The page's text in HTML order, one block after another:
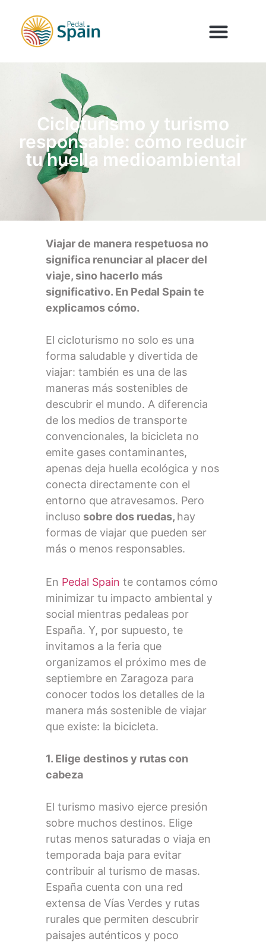
Cicloturismo y turismo
responsable: cómo reducir
tu huella medioambiental
Viajar de manera respetuosa no
significa renunciar al placer del
viaje, sino hacerlo más
significativo. En Pedal Spain te
explicamos cómo.
El cicloturismo no solo es una
forma saludable y divertida de
viajar: también es una de las
maneras más sostenibles de
descubrir el mundo. A diferencia
de los medios de transporte
convencionales, la bicicleta no
emite gases contaminantes,
apenas deja huella ecológica y nos
conecta directamente con el
entorno que atravesamos. Pero
incluso sobre dos ruedas, hay
formas de viajar que pueden ser
más o menos responsables.
En Pedal Spain te contamos cómo
minimizar tu impacto ambiental y
social mientras pedaleas por
España. Y, por supuesto, te
invitamos a la feria que
organizamos el próximo mes de
septiembre en Zaragoza para
conocer todos los detalles de la
manera más sostenible de viajar
que existe: la bicicleta.
1. Elige destinos y rutas con
cabeza
El turismo masivo ejerce presión
sobre muchos destinos. Elige
rutas menos saturadas o viaja en
temporada baja para evitar
contribuir al turismo de masas.
España cuenta con una red
extensa de Vías Verdes y rutas
rurales que permiten descubrir
paisajes auténticos y poco